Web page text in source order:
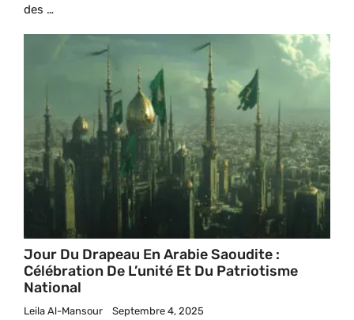
des …
Jour Du Drapeau En Arabie Saoudite :
Célébration De L’unité Et Du Patriotisme
National
Leila Al-Mansour Septembre 4, 2025